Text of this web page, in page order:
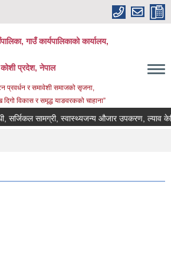
गाउँ कार्यपालिकाको कार्यालय,
प्रदेश, नेपाल
प्रवर्धन र समावेशी समाजको सृजना,
विकास र समृद्ध याङवरकको चाहाना”
सामग्री, स्वास्थ्यजन्य औजार उपकरण, ल्याव